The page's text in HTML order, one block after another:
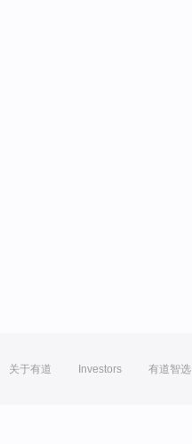
关于有道 Investors 有道智选